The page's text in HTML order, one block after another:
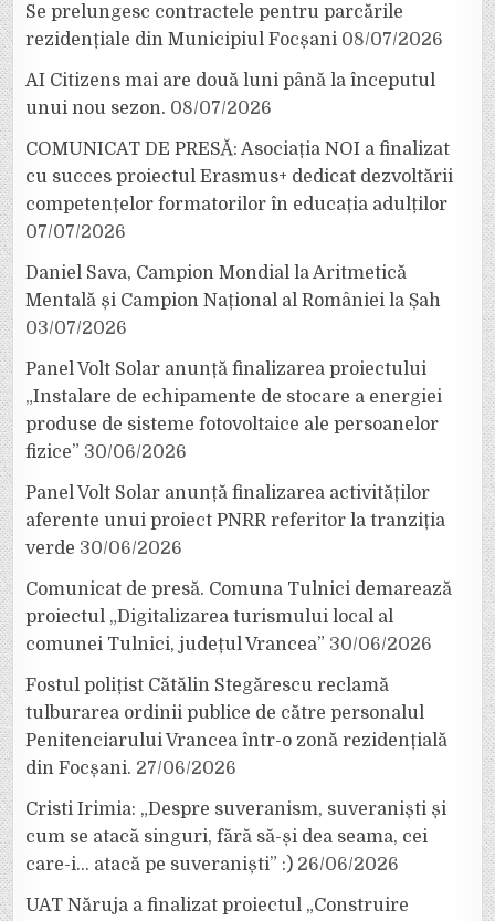
Se prelungesc contractele pentru parcările
rezidențiale din Municipiul Focșani 08/07/2026
AI Citizens mai are două luni până la începutul
unui nou sezon. 08/07/2026
COMUNICAT DE PRESĂ: Asociația NOI a finalizat
cu succes proiectul Erasmus+ dedicat dezvoltării
competențelor formatorilor în educația adulților
07/07/2026
Daniel Sava, Campion Mondial la Aritmetică
Mentală și Campion Național al României la Șah
03/07/2026
Panel Volt Solar anunță finalizarea proiectului
„Instalare de echipamente de stocare a energiei
produse de sisteme fotovoltaice ale persoanelor
fizice” 30/06/2026
Panel Volt Solar anunță finalizarea activităților
aferente unui proiect PNRR referitor la tranziția
verde 30/06/2026
Comunicat de presă. Comuna Tulnici demarează
proiectul „Digitalizarea turismului local al
comunei Tulnici, județul Vrancea” 30/06/2026
Fostul polițist Cătălin Stegărescu reclamă
tulburarea ordinii publice de către personalul
Penitenciarului Vrancea într-o zonă rezidențială
din Focșani. 27/06/2026
Cristi Irimia: „Despre suveranism, suveraniști și
cum se atacă singuri, fără să-și dea seama, cei
care-i… atacă pe suveraniști” :) 26/06/2026
UAT Năruja a finalizat proiectul „Construire